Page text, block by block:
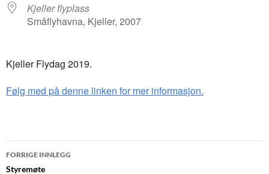
Kjeller flyplass
Småflyhavna, Kjeller, 2007
Kjeller Flydag 2019.
Følg med på denne linken for mer informasjon.
Innleggsnavigasjon
FORRIGE INNLEGG
Styremøte